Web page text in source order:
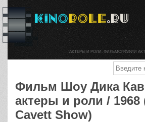
Фильм Шоу Дика
актеры и роли / 1968
Cavett Show)
АКТЕРЫ И РОЛИ. ФИЛЬМОГРАФИИ